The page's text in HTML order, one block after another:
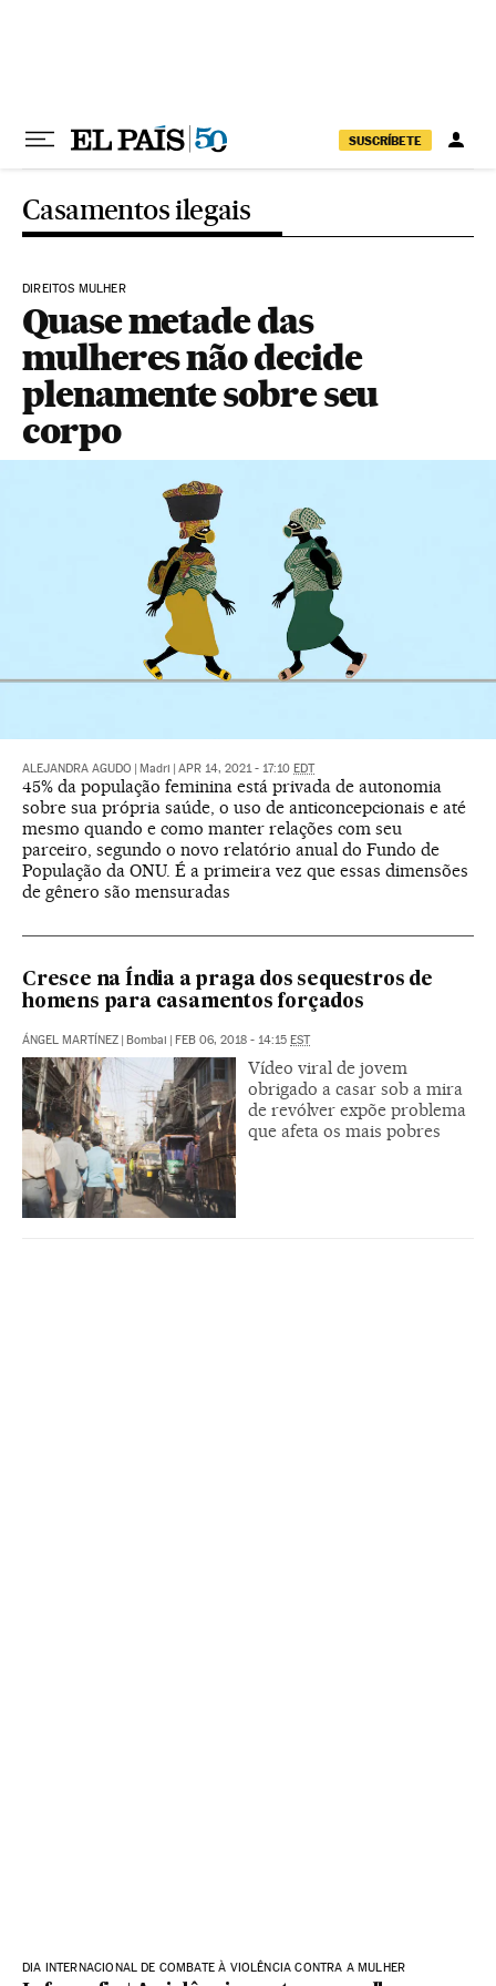
SUSCRÍBETE
Casamentos ilegais
DIREITOS MULHER
Quase metade das
mulheres não decide
plenamente sobre seu
corpo
ALEJANDRA AGUDO Madri APR 14, 2021 - 17:10 EDT
45% da população feminina está privada de autonomia
sobre sua própria saúde, o uso de anticoncepcionais e até
mesmo quando e como manter relações com seu
parceiro, segundo o novo relatório anual do Fundo de
População da ONU. É a primeira vez que essas dimensões
de gênero são mensuradas
Cresce na Índia a praga dos sequestros de
homens para casamentos forçados
ÁNGEL MARTÍNEZ Bombai FEB 06, 2018 - 14:15 EST
Vídeo viral de jovem
obrigado a casar sob a mira
de revólver expõe problema
que afeta os mais pobres
DIA INTERNACIONAL DE COMBATE À VIOLÊNCIA CONTRA A MULHER